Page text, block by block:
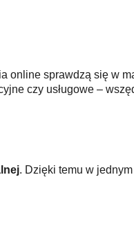
online sprawdzą się w
czy usługowe –
. Dzięki temu w